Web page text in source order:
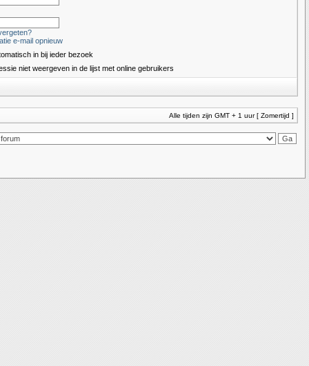
e-mail opnieuw
in bij ieder bezoek
niet weergeven in de lijst met online gebruikers
Alle tijden zijn GMT + 1 uur [ Zomertijd ]